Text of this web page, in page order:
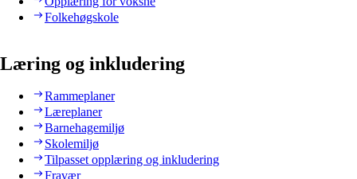
Folkehøgskole
Læring og inkludering
Rammeplaner
Læreplaner
Barnehagemiljø
Skolemiljø
Tilpasset opplæring og inkludering
Fravær